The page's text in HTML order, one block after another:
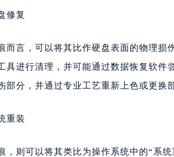
修复
而言，可以将其比作硬盘表面的物理
具进行清理，并可能通过数据恢复软
部分，并通过专业工艺重新上色或更换
重装
，则可以将其类比为操作系统中的“系